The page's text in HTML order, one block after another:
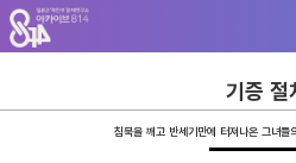
주
메
뉴
가
본
문
바
기
하
단
바
기
기증 절
침묵을 깨고 반세기만에 터져나온 그녀들